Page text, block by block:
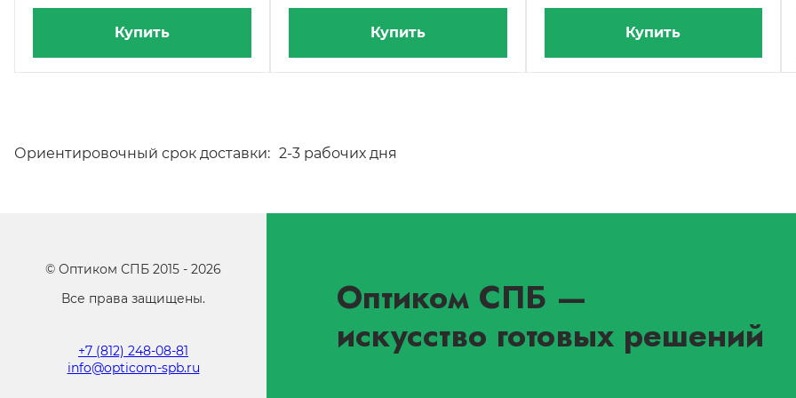
Купить Купить Купить
Ориентировочный срок доставки: 2-3 рабочих дня
© Оптиком СПБ 2015 - 2026
Все права защищены.
+7 (812) 248-08-81
info@opticom-spb.ru
Оптиком СПБ —
искусство готовых решений